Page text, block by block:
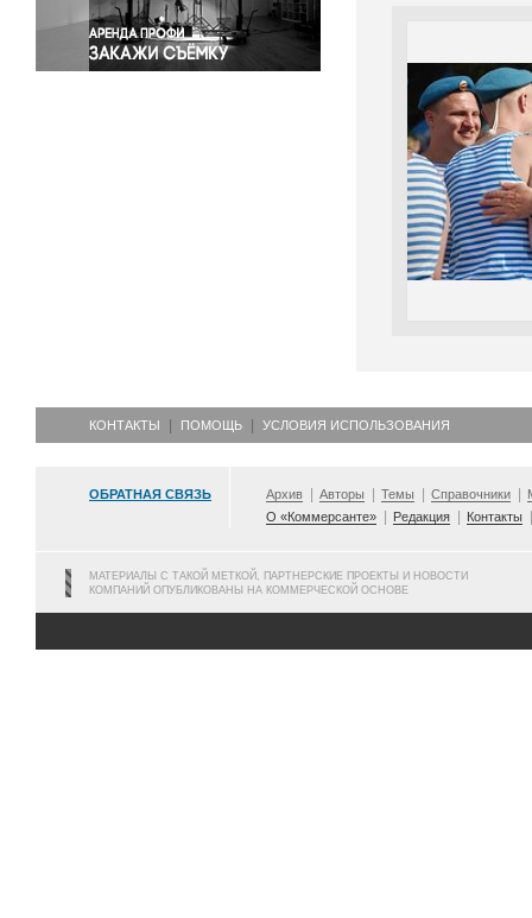
Экономика и бизнес
КОНТАКТЫ ПОМОЩЬ УСЛОВИЯ ИСПОЛЬЗОВАНИЯ
ОБРАТНАЯ СВЯЗЬ Архив Авторы Темы Справочники
О «Коммерсанте»
Редакция Контакты
МАТЕРИАЛЫ С ТАКОЙ МЕТКОЙ, ПАРТНЕРСКИЕ ПРОЕКТЫ И НОВОСТИ
КОМПАНИЙ ОПУБЛИКОВАНЫ НА КОММЕРЧЕСКОЙ ОСНОВЕ